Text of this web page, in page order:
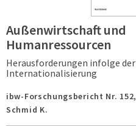
Außenwirtschaft und
Humanressourcen
Herausforderungen infolge der
Internationalisierung
ibw-Forschungsbericht Nr. 152,
Schmid K.